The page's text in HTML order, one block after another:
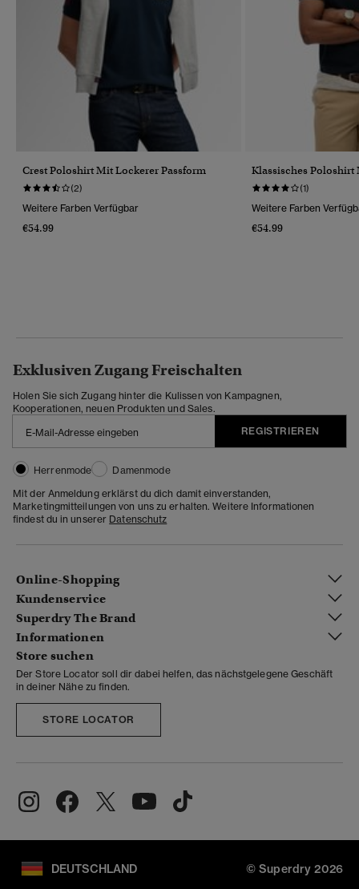
Crest Poloshirt Mit Lockerer Passform
(2)
Weitere Farben Verfügbar
€54.99
Klassisches
(1)
Weitere Farben
€54.99
Exklusiven Zugang Freischalten
Holen Sie sich Zugang hinter die Kulissen von Kampagnen,
Kooperationen, neuen Produkten und Sales.
REGISTRIEREN
Herrenmode
Damenmode
Mit der Anmeldung erklärst du dich damit einverstanden,
Marketingmitteilungen von uns zu erhalten. Weitere Informationen
findest du in unserer Datenschutz
Online-Shopping
Kundenservice
Superdry The Brand
Informationen
Store suchen
Der Store Locator soll dir dabei helfen, das nächstgelegene Geschäft
in deiner Nähe zu finden.
STORE LOCATOR
DEUTSCHLAND © Superdry 2026